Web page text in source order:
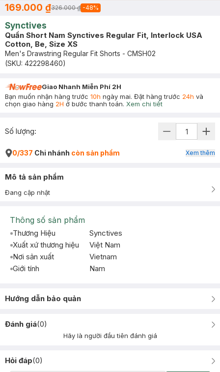
169.000 ₫326.000 ₫ -48%
Synctives
Quần Short Nam Synctives Regular Fit, Interlock USA
Cotton, Be, Size XS
Men's Drawstring Regular Fit Shorts - CMSH02
(SKU: 422298460)
Giao Nhanh Miễn Phí 2H
Bạn muốn nhận hàng trước 10h ngày mai. Đặt hàng trước 24h và
chọn giao hàng 2H ở bước thanh toán. Xem chi tiết
Số lượng:
0/337 Chi nhánh còn sản phẩm Xem thêm
Mô tả sản phẩm
Đang cập nhật
Thông số sản phẩm
Thương Hiệu
Synctives
Xuất xứ thương hiệu
Việt Nam
Nơi sản xuất
Vietnam
Giới tính
Nam
Hướng dẫn bảo quản
Đánh giá(0)
Hãy là người đầu tiên đánh giá
Hỏi đáp(0)